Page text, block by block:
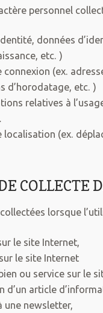
personnel
données
etc. )
connexion (ex.
d’horodatage, etc. )
relatives à
localisation (ex.
COLLECTE
lorsque
le site Internet,
le site Internet
ou service sur le
d’un article
une newsletter,